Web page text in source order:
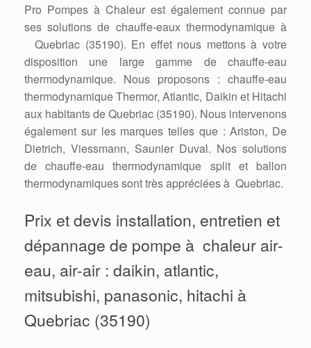
Pro Pompes à Chaleur est également connue par
ses solutions de chauffe-eaux thermodynamique à
Quebriac (35190). En effet nous mettons à votre
disposition une large gamme de chauffe-eau
thermodynamique. Nous proposons : chauffe-eau
thermodynamique Thermor, Atlantic, Daikin et Hitachi
aux habitants de Quebriac (35190). Nous intervenons
également sur les marques telles que : Ariston, De
Dietrich, Viessmann, Saunier Duval. Nos solutions
de chauffe-eau thermodynamique split et ballon
thermodynamiques sont très appréciées à Quebriac.
Prix et devis installation, entretien et
dépannage de pompe à chaleur air-
eau, air-air : daikin, atlantic,
mitsubishi, panasonic, hitachi à
Quebriac (35190)